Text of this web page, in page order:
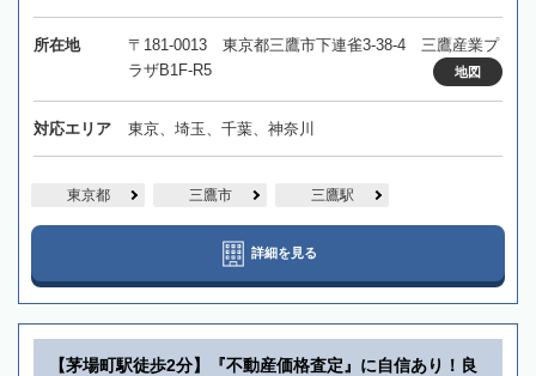
所在地
〒181-0013 東京都三鷹市下連雀3-38-4 三鷹産業プ
ラザB1F-R5
地図
対応エリア 東京、埼玉、千葉、神奈川
東京都 三鷹市 三鷹駅
詳細を見る
【茅場町駅徒歩2分】『不動産価格査定』に自信あり！良